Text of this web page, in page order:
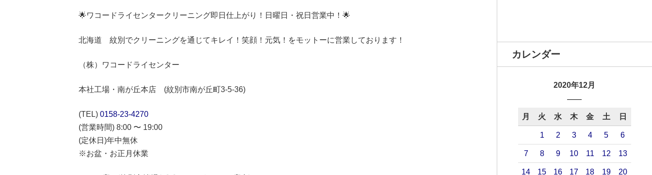
🌟ワコードライセンタークリーニング即日仕上がり！日曜日・祝日営業中！🌟
北海道 紋別でクリーニングを通じてキレイ！笑顔！元気！をモットーに営業しております！
（株）ワコードライセンター
本社工場・南が丘本店 (紋別市南が丘町3-5-36)
(TEL) 0158-23-4270
(営業時間) 8:00 〜 19:00
(定休日)年中無休
※お盆・お正月休業
カレンダー
2020年12月
月 火 水 木 金 土 日
1 2 3 4 5 6
7 8 9 10 11 12 13
14 15 16 17 18 19 20